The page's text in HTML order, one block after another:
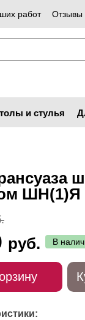
работ Отзывы
и стулья
ШН(1)Я
руб. В